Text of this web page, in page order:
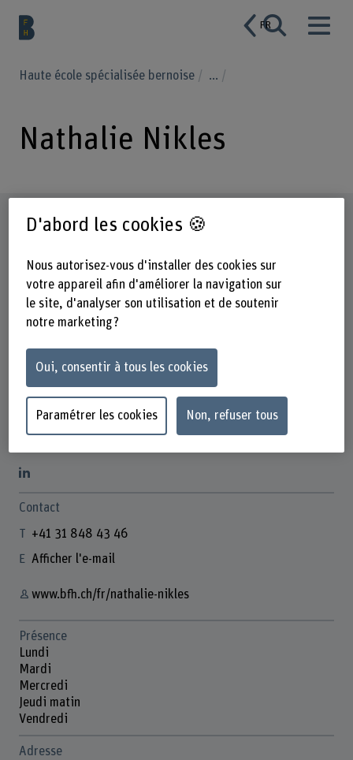
FR
Haute école spécialisée bernoise ...
Nathalie Nikles
Profil
Nathalie Nikles
HR Fachspezialistin
Contact
+41 31 848 43 46
Afficher l'e-mail
www.bfh.ch/fr/nathalie-nikles
Présence
Lundi
Mardi
Mercredi
Jeudi matin
Vendredi
Adresse
D'abord les cookies 🍪
Nous autorisez-vous d'installer des cookies sur
votre appareil afin d'améliorer la navigation sur
le site, d'analyser son utilisation et de soutenir
notre marketing ?
Oui, consentir à tous les cookies
Paramétrer les cookies Non, refuser tous